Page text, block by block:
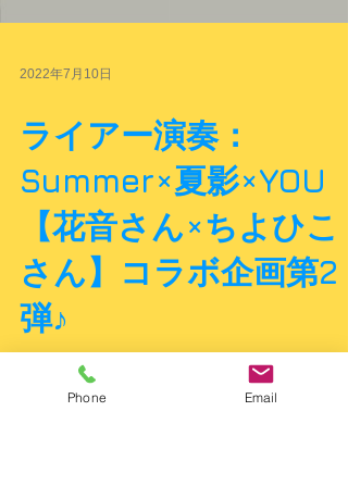
2022年7月10日
ライアー演奏：
Summer×夏影×YOU
【花音さん×ちよひこ
さん】コラボ企画第2
弾♪
ライアー奏者【花音さん×ちよひこさん】のコラボ
企画・第２弾はSummer×夏影×YOU 夏の３曲マッ
ュアップ♪ 当店のアフロディーテの竪琴・エンジェル
Phone Email